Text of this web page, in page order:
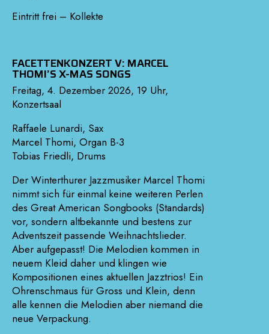
Eintritt frei – Kollekte
FACETTENKONZERT V: MARCEL
THOMI’S X-MAS SONGS
Freitag, 4. Dezember 2026, 19 Uhr,
Konzertsaal
Raffaele Lunardi, Sax
Marcel Thomi, Organ B-3
Tobias Friedli, Drums
Der Winterthurer Jazzmusiker Marcel Thomi
nimmt sich für einmal keine weiteren Perlen
des Great American Songbooks (Standards)
vor, sondern altbekannte und bestens zur
Adventszeit passende Weihnachtslieder.
Aber aufgepasst! Die Melodien kommen in
neuem Kleid daher und klingen wie
Kompositionen eines aktuellen Jazztrios! Ein
Ohrenschmaus für Gross und Klein, denn
alle kennen die Melodien aber niemand die
neue Verpackung.